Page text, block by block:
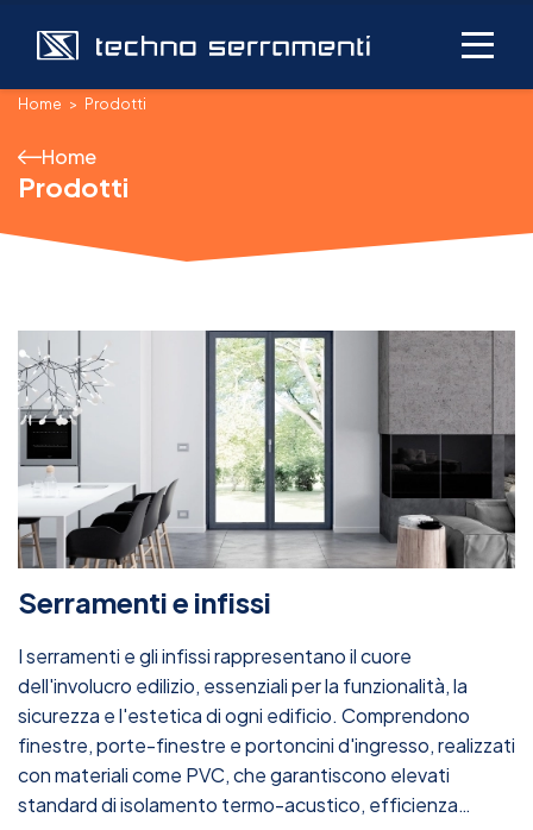
Home Prodotti
Home
Prodotti
Serramenti e infissi
I serramenti e gli infissi rappresentano il cuore
dell'involucro edilizio, essenziali per la funzionalità, la
sicurezza e l'estetica di ogni edificio. Comprendono
finestre, porte-finestre e portoncini d'ingresso, realizzati
con materiali come PVC, che garantiscono elevati
standard di isolamento termo-acustico, efficienza